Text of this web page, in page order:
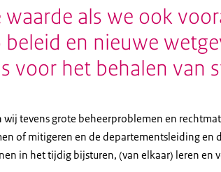
als we ook
en nieuwe
voor het behalen van
wij tevens grote beheerproblemen en
of mitigeren en de departementsleiding en
in het tijdig bijsturen, (van elkaar) leren en